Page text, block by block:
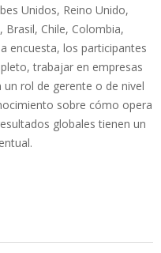
Unidos, Reino Unido,
Brasil, Chile, Colombia,
encuesta, los participantes
trabajar en empresas
rol de gerente o de nivel
sobre cómo opera
globales tienen un